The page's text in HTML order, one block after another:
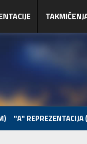
"A" REPREZENTACIJA